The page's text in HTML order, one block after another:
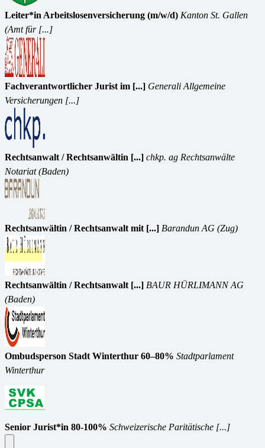
Leiter*in Arbeitslosenversicherung (m/w/d) Kanton St. Gallen
(Amt für [...]
Fachverantwortlicher Jurist im [...] Generali Allgemeine
Versicherungen [...]
Rechtsanwalt / Rechtsanwältin [...] chkp. ag Rechtsanwälte
Notariat (Baden)
Rechtsanwältin / Rechtsanwalt mit [...] Barandun AG (Zug)
Rechtsanwältin / Rechtsanwalt [...] BAUR HÜRLIMANN AG
(Baden)
Ombudsperson Stadt Winterthur 60–80% Stadtparlament
Winterthur
Senior Jurist*in 80-100% Schweizerische Paritätische [...]